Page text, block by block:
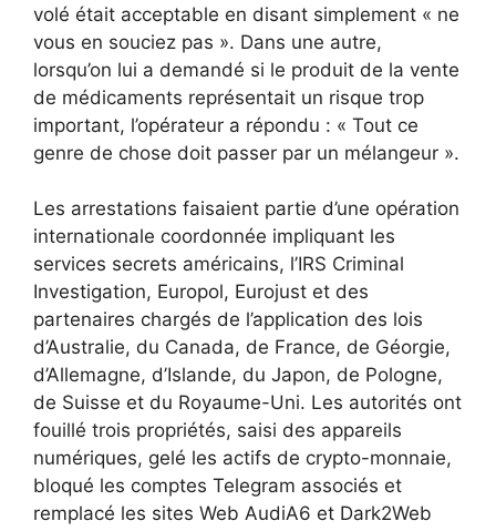
volé était acceptable en disant simplement « ne
vous en souciez pas ». Dans une autre,
lorsqu’on lui a demandé si le produit de la vente
de médicaments représentait un risque trop
important, l’opérateur a répondu : « Tout ce
genre de chose doit passer par un mélangeur ».
Les arrestations faisaient partie d’une opération
internationale coordonnée impliquant les
services secrets américains, l’IRS Criminal
Investigation, Europol, Eurojust et des
partenaires chargés de l’application des lois
d’Australie, du Canada, de France, de Géorgie,
d’Allemagne, d’Islande, du Japon, de Pologne,
de Suisse et du Royaume-Uni. Les autorités ont
fouillé trois propriétés, saisi des appareils
numériques, gelé les actifs de crypto-monnaie,
bloqué les comptes Telegram associés et
remplacé les sites Web AudiA6 et Dark2Web